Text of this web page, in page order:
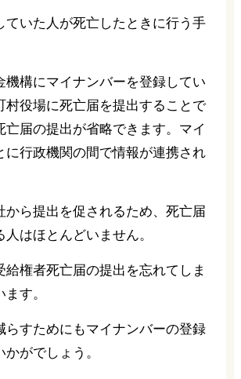
いた人が死亡したときに行う手
機構にマイナンバーを登録してい
村役場に死亡届を提出することで
亡届の提出が省略できます。マイ
に行政機関の間で情報が連携され
から提出を促されるため、死亡届
はほとんどいません。
給権者死亡届の提出を忘れてしま
す。
らすためにもマイナンバーの登録
がでしょう。